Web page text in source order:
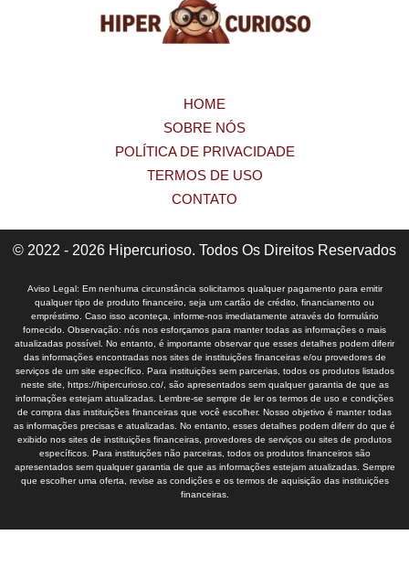
HOME
SOBRE NÓS
POLÍTICA DE PRIVACIDADE
TERMOS DE USO
CONTATO
© 2022 - 2026 Hipercurioso. Todos Os Direitos Reservados
Aviso Legal: Em nenhuma circunstância solicitamos qualquer pagamento para emitir
qualquer tipo de produto financeiro, seja um cartão de crédito, financiamento ou
empréstimo. Caso isso aconteça, informe-nos imediatamente através do formulário
fornecido. Observação: nós nos esforçamos para manter todas as informações o mais
atualizadas possível. No entanto, é importante observar que esses detalhes podem diferir
das informações encontradas nos sites de instituições financeiras e/ou provedores de
serviços de um site específico. Para instituições sem parcerias, todos os produtos listados
neste site, https://hipercurioso.co/, são apresentados sem qualquer garantia de que as
informações estejam atualizadas. Lembre-se sempre de ler os termos de uso e condições
de compra das instituições financeiras que você escolher. Nosso objetivo é manter todas
as informações precisas e atualizadas. No entanto, esses detalhes podem diferir do que é
exibido nos sites de instituições financeiras, provedores de serviços ou sites de produtos
específicos. Para instituições não parceiras, todos os produtos financeiros são
apresentados sem qualquer garantia de que as informações estejam atualizadas. Sempre
que escolher uma oferta, revise as condições e os termos de aquisição das instituições
financeiras.